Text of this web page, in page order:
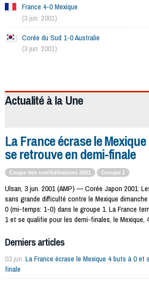
France 4-0 Mexique
(3 jun. 2001)
Corée du Sud 1-0 Australie
(3 jun. 2001)
Actualité à la Une
La France écrase le
se retrouve en demi-finale
Coupe des confédérations 2001 Groupe 1
Ulsan, 3 jun. 2001 (AMP) — Corée Japon 2001:
sans grande difficulté contre le Mexique
0 (mi-temps: 1-0) dans le groupe 1. La France
1 et se qualifie pour les demi-finales, le Mexique,
Derniers articles
03 jun. La France écrase le Mexique 4 buts à 0 et
finale